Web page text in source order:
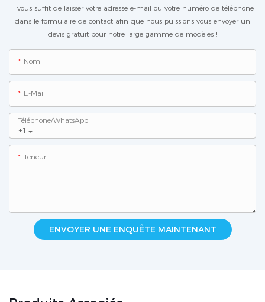
Il vous suffit de laisser votre adresse e-mail ou votre numéro de téléphone
dans le formulaire de contact afin que nous puissions vous envoyer un
devis gratuit pour notre large gamme de modèles !
Nom
E-Mail
+1
Téléphone/WhatsApp
Teneur
ENVOYER UNE ENQUÊTE MAINTENANT